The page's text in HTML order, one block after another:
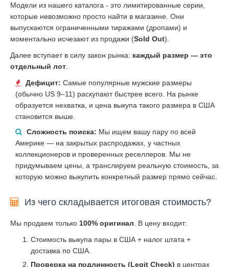
Модели из нашего каталога - это лимитированные серии,
которые невозможно просто найти в магазине. Они
выпускаются ограниченными тиражами (дропами) и
моментально исчезают из продажи (Sold Out).
Далее вступает в силу закон рынка: каждый размер — это
отдельный лот
Дефицит: Самые популярные мужские размеры
(обычно US 9–11) раскупают быстрее всего. На рынке
образуется нехватка, и цена выкупа такого размера в США
становится выше.
Сложность поиска: Мы ищем вашу пару по всей
Америке — на закрытых распродажах, у частных
коллекционеров и проверенных реселлеров. Мы не
придумываем цены, а транслируем реальную стоимость, за
которую можно выкупить конкретный размер прямо сейчас.
Из чего складывается итоговая стоимость?
Мы продаем только 100% оригинал . В цену входит:
Стоимость выкупа пары в США + налог штата +
доставка по США.
Проверка на подлинность (Legit Check) в центрах